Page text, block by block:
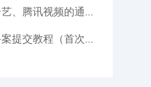
如何获取爱奇艺、腾讯视频的通用代码？
企业工信部备案提交教程（首次备案）